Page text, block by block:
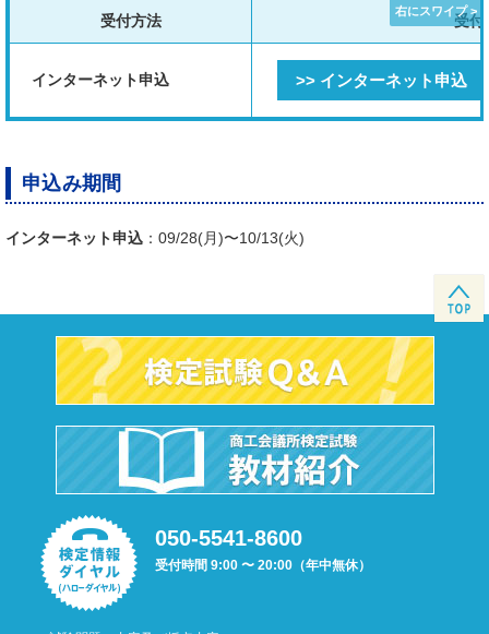
受付方法 受付
インターネット申込 >> インターネット申込
申込み期間
インターネット申込 ：09/28(月)〜10/13(火)
050-5541-8600
受付時間 9:00 〜 20:00（年中無休）